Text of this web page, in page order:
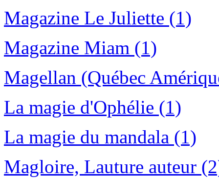
Magazine Le Juliette (1)
Magazine Miam (1)
Magellan (Québec
La magie d'Ophélie (1)
La magie du mandala (1)
Magloire, Lauture auteur